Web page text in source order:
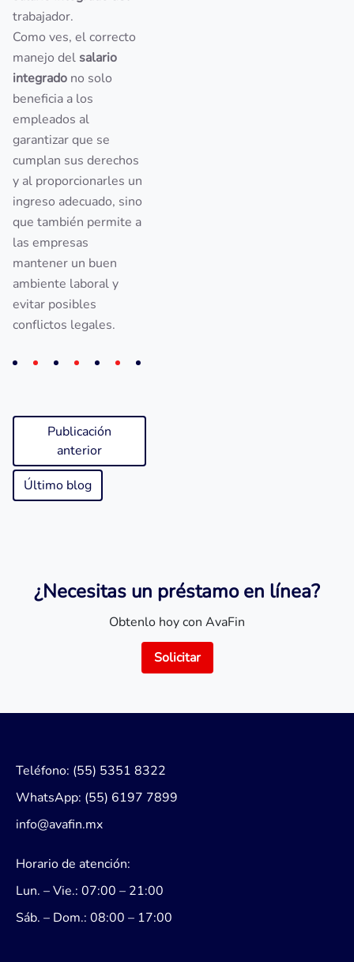
trabajador.
Como ves, el correcto
manejo delsalario
integrado no solo
beneficia a los
empleados al
garantizar que se
cumplan sus derechos
y al proporcionarles un
ingreso adecuado, sino
que también permite a
las empresas
mantener un buen
ambiente laboral y
evitar posibles
conflictos legales.
Publicación
anterior
Último blog
¿Necesitas un préstamo en línea?
Obtenlo hoy con AvaFin
Solicitar
Teléfono: (55) 5351 8322
WhatsApp: (55) 6197 7899
info@avafin.mx
Horario de atención:
Lun. – Vie.: 07:00 – 21:00
Sáb. – Dom.: 08:00 – 17:00